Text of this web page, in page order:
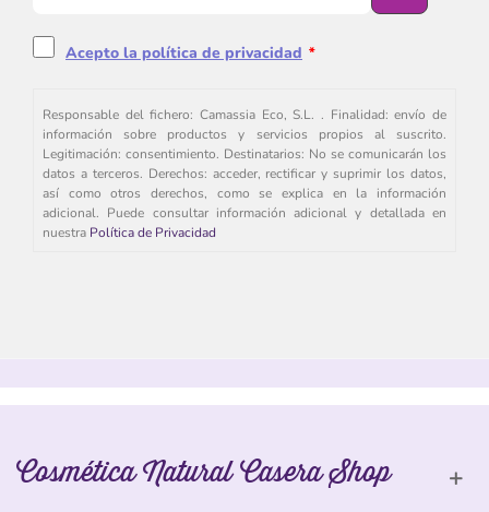
Acepto la política de privacidad *
Responsable del fichero: Camassia Eco, S.L. . Finalidad: envío de
información sobre productos y servicios propios al suscrito.
Legitimación: consentimiento. Destinatarios: No se comunicarán los
datos a terceros. Derechos: acceder, rectificar y suprimir los datos,
así como otros derechos, como se explica en la información
adicional. Puede consultar información adicional y detallada en
nuestra Política de Privacidad
Cosmética Natural Casera Shop